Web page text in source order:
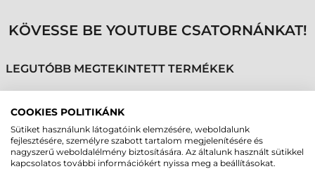
KÖVESSE BE YOUTUBE CSATORNÁNKAT!
LEGUTÓBB MEGTEKINTETT TERMÉKEK
DATALOGIC KÁBEL,
RS232 (NULL MODEM)
(DOKKOLÓ/TÖLTŐ ÉS
ESZKÖZ KÖZÉ)
COOKIES POLITIKÁNK
Sütiket használunk látogatóink elemzésére, weboldalunk
fejlesztésére, személyre szabott tartalom megjelenítésére és
nagyszerű weboldalélmény biztosítására. Az általunk használt sütikkel
kapcsolatos további információkért nyissa meg a beállításokat.